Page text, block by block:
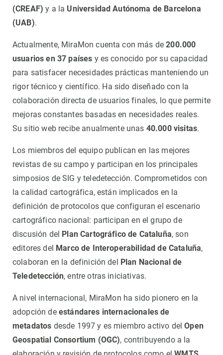
(CREAF) y a la Universidad Autónoma de Barcelona
(UAB).
Actualmente, MiraMon cuenta con más de200.000
usuarios en 37 países y es conocido por su capacidad
para satisfacer necesidades prácticas manteniendo un
rigor técnico y científico. Ha sido diseñado con la
colaboración directa de usuarios finales, lo que permite
mejoras constantes basadas en necesidades reales.
Su sitio web recibe anualmente unas 40.000 visitas.
Los miembros del equipo publican en las mejores
revistas de su campo y participan en los principales
simposios de SIG y teledetección. Comprometidos con
la calidad cartográfica, están implicados en la
definición de protocolos que configuran el escenario
cartográfico nacional: participan en el grupo de
discusión del Plan Cartográfico de Cataluña, son
editores del Marco de Interoperabilidad de Cataluña,
colaboran en la definición del Plan Nacional de
Teledetección, entre otras iniciativas.
A nivel internacional, MiraMon ha sido pionero en la
adopción de estándares internacionales de
metadatos desde 1997 y es miembro activo delOpen
Geospatial Consortium (OGC), contribuyendo a la